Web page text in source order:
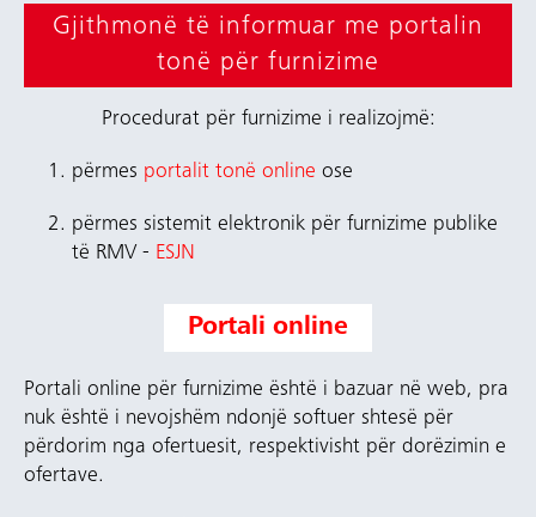
Gjithmonë të informuar me portalin
tonë për furnizime
Procedurat për furnizime i realizojmë:
përmes portalit tonë online ose
përmes sistemit elektronik për furnizime publike
të RMV - ESJN
Portali online
Portali online për furnizime është i bazuar në web, pra
nuk është i nevojshëm ndonjë softuer shtesë për
përdorim nga ofertuesit, respektivisht për dorëzimin e
ofertave.